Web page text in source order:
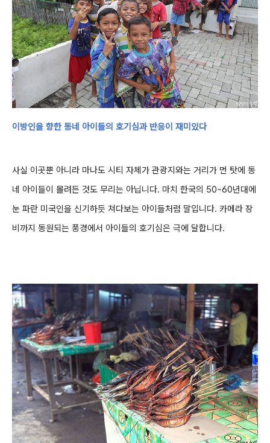
이방인을 향한 동네 아이들의 호기심과 반응이 재미있다
사실 이곳뿐 아니라 마나도 시티 자체가 관광지와는 거리가 먼 탓에 동
네 아이들이 몰려든 것도 무리는 아닙니다. 마치 한국의 50~60년대에
눈 파란 미국인을 신기하듯 쳐다보는 아이들처럼 말입니다. 카메라 장
비까지 동원되는 풍경에서 아이들의 호기심은 극에 달합니다.